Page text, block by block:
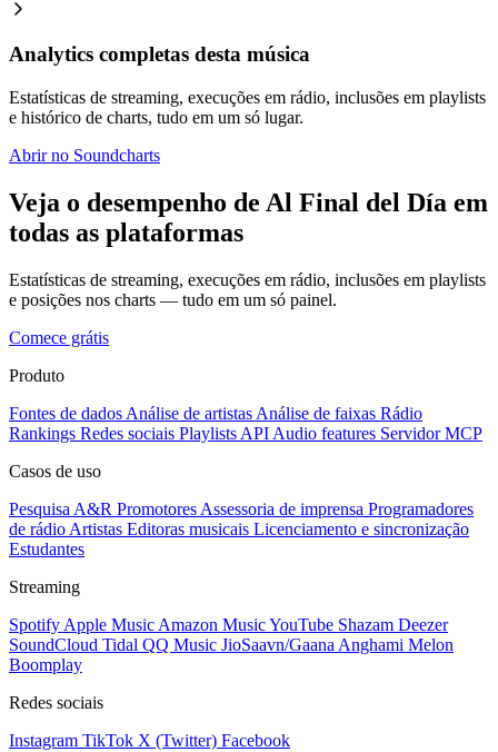
Analytics completas desta música
Estatísticas de streaming, execuções em rádio, inclusões em playlists
e histórico de charts, tudo em um só lugar.
Abrir no Soundcharts
Veja o desempenho de Al Final del Día em
todas as plataformas
Estatísticas de streaming, execuções em rádio, inclusões em playlists
e posições nos charts — tudo em um só painel.
Comece grátis
Produto
Fontes de dados Análise de artistas Análise de faixas Rádio
Rankings Redes sociais Playlists API Audio features Servidor MCP
Casos de uso
Pesquisa A&R Promotores Assessoria de imprensa Programadores
de rádio Artistas Editoras musicais Licenciamento e sincronização
Estudantes
Streaming
Spotify Apple Music Amazon MusicYouTube Shazam Deezer
SoundCloud Tidal QQ Music JioSaavn/Gaana Anghami Melon
Boomplay
Redes sociais
Instagram TikTok X (Twitter) Facebook